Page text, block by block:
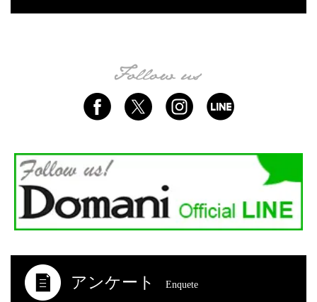
アンケート Enquete